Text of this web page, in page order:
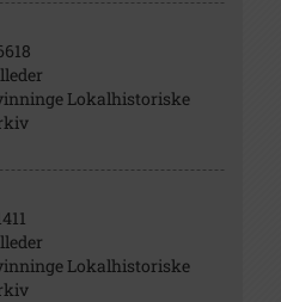
Lokalhistoriske
Lokalhistoriske